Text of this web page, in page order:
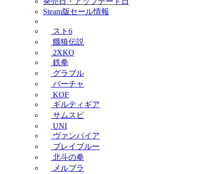
Steam版セール情報
スト6
餓狼伝説
2XKO
鉄拳
グラブル
バーチャ
KOF
ギルティギア
サムスピ
UNI
ヴァンパイア
ブレイブルー
北斗の拳
メルブラ